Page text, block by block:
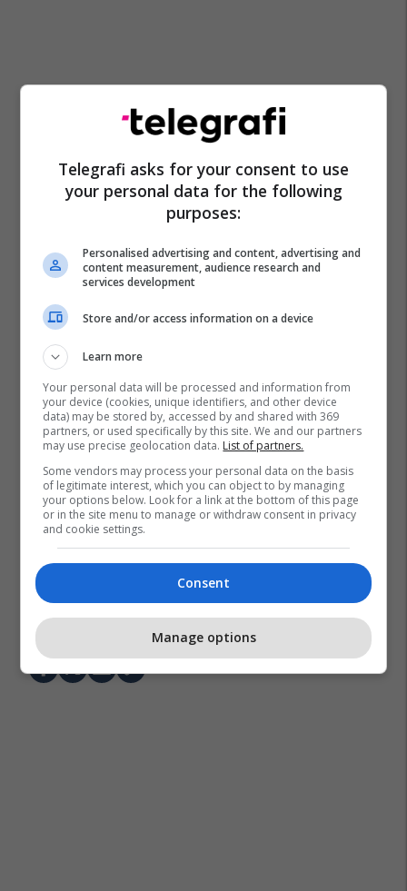
Achraf Hakimi
Kombëtarja E Spanjës
Kombëtarja E Marokut
Psg Real Madrid
Telegrafi asks for your consent to use
your personal data for the following
purposes:
Personalised advertising and content, advertising and
content measurement, audience research and
services development
Store and/or access information on a device
Learn more
Your personal data will be processed and information from
your device (cookies, unique identifiers, and other device
data) may be stored by, accessed by and shared with 369
partners, or used specifically by this site. We and our partners
may use precise geolocation data. List of partners.
Some vendors may process your personal data on the basis
of legitimate interest, which you can object to by managing
your options below. Look for a link at the bottom of this page
or in the site menu to manage or withdraw consent in privacy
and cookie settings.
Consent
Manage options